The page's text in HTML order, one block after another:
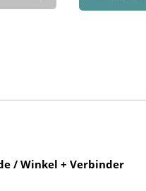
/ Winkel + Verbinder